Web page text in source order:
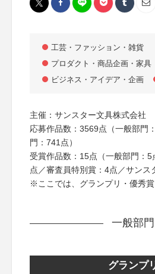
工芸・ファッション・雑貨
プロダクト・商品企画・家具
ビジネス・アイデア・企画
主催：サンスター文具株式会社
応募作品数：3569点（一般部門
門：741点）
受賞作品数：15点（一般部門：
点／審査員特別賞：4点／サンス
※ここでは、グランプリ・優秀
一般部門
グランプ